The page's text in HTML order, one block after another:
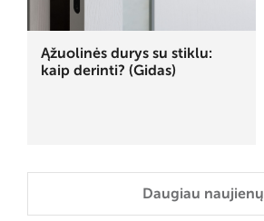
Ąžuolinės durys su stiklu:
kaip derinti? (Gidas)
Daugiau naujienų